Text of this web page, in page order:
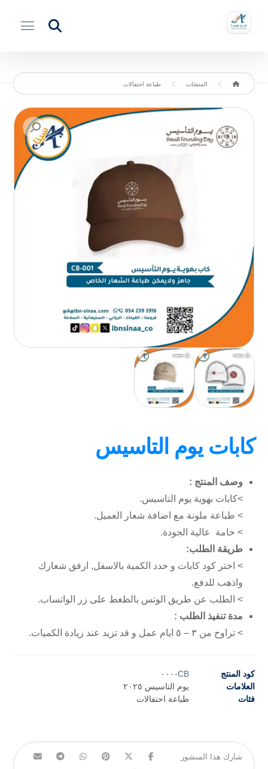
المنتجات طباعة احتفالات
كابات يوم التاسيس
وصف المنتج :
>كابات بهوية يوم التاسيس.
> طباعة ملونة مع اضافة شعار العميل.
> خامة عالية الجودة.
طريقة الطلب:
> اختر كود كابات و حدد الكمية بالاسفل, ارفق شعارك
واذهب للدفع.
> الطلب عن طريق الوتس بالظغط على زر الواتساب.
مدة تنفيذ الطلب :
> تراوح من ٣ – ٥ ايام عمل و قد تزيد عند زيادة الكميات.
كود المنتج
CB-٠٠٠
العلامات
يوم التاسيس ٢٠٢٥
فئات
طباعة احتفالات